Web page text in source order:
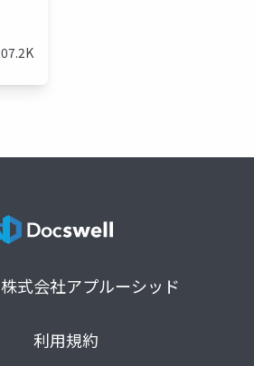
式会社アプルーシッド
利用規約